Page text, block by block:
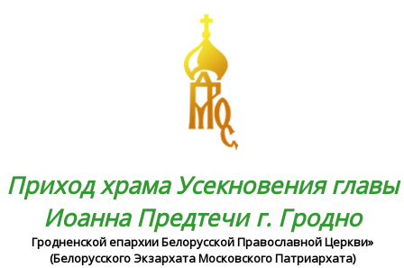
Приход храма Усекновения главы
Иоанна Предтечи г. Гродно
Гродненской епархии Белорусской Православной Церкви»
(Белорусского Экзархата Московского Патриархата)